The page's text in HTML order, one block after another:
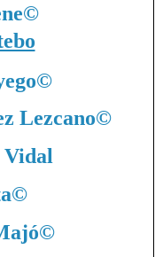
©
©
Lezcano©
Vidal
©
©